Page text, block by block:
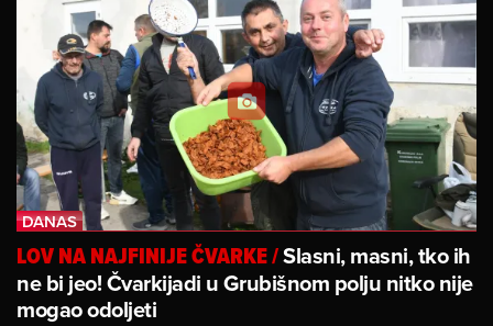
LOV NA NAJFINIJE ČVARKE/Slasni, masni, tko ih
ne bi jeo! Čvarkijadi u Grubišnom polju nitko nije
mogao odoljeti